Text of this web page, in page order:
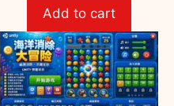
o
5
Add to cart